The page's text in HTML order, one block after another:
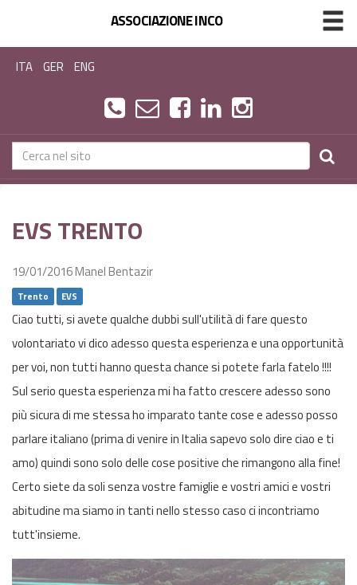
ASSOCIAZIONE INCO
ITA GER ENG
EVS TRENTO
19/01/2016Manel Bentazir
Trento EVS
Ciao tutti, si avete qualche dubbi sull'utilità di fare questo
volontariato vi dico adesso questa esperienza e una opportunità
per voi, non tutti hanno questa chance si potete farla fatelo !!!!
Sul serio questa esperienza mi ha fatto crescere adesso sono
più sicura di me stessa ho imparato tante cose e adesso posso
parlare italiano (prima di venire in Italia sapevo solo dire ciao e ti
amo) quindi sono solo delle cose positive che rimangono alla fine!
Certo siete da soli senza vostre famiglie e vostri amici e vostri
abitudine ma siamo in tanti nello stesso caso ci incontriamo
tutt'insieme.